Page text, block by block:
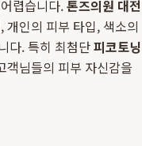
렵습니다.톤즈의원 대전
인의 피부 타입, 색소의
다. 특히 최첨단피코토닝
객님들의 피부 자신감을